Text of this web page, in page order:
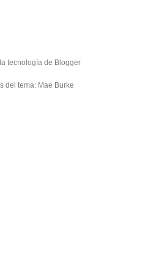
tecnología de Blogger
del tema: Mae Burke